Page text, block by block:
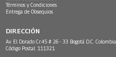
Términos y Condiciones
Entrega de Obsequios
DIRECCIÓN
Av. El Dorado Cr.45 # 26 - 33 Bogotá D.C. Colombia.
Código Postal: 111321